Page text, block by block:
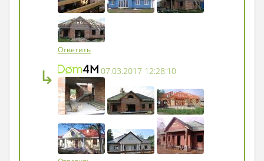
Ответить
↳ 07.03.2017 12:28:10